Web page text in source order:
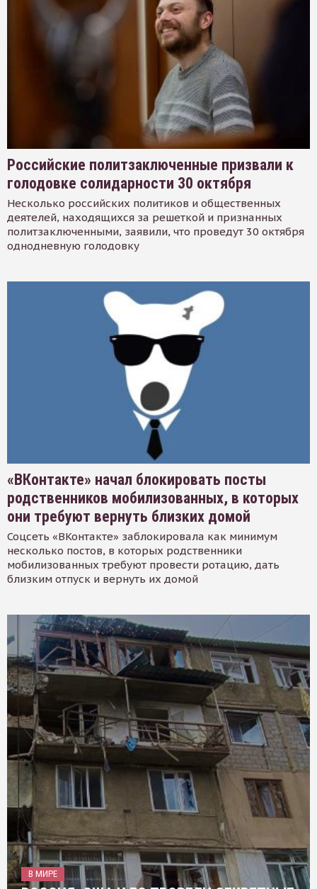
Российские политзаключенные призвали к
голодовке солидарности 30 октября
Несколько российских политиков и общественных
деятелей, находящихся за решеткой и признанных
политзаключенными, заявили, что проведут 30 октября
однодневную голодовку
«ВКонтакте» начал блокировать посты
родственников мобилизованных, в которых
они требуют вернуть близких домой
Соцсеть «ВКонтакте» заблокировала как минимум
несколько постов, в которых родственники
мобилизованных требуют провести ротацию, дать
близким отпуск и вернуть их домой
В МИРЕ